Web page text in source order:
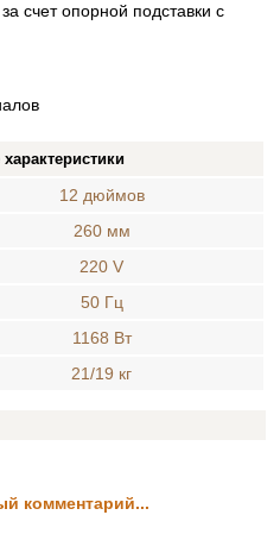
счет опорной подставки с
12 дюймов
260 мм
220 V
50 Гц
1168 Вт
21/19 кг
комментарий...